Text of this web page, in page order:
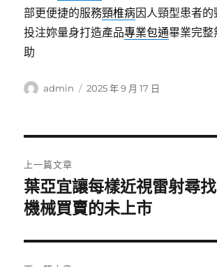
部更便捷的服務頸椎病因人頸型患者
投注妳量身打造產品專業包通畢業完整
助
作
admin
發
2025 年 9 月 17 日
章
導
覽
上一篇文章
上
一
文
章:
葉亞宜讓每樣近視雷射尋
機械買賣的未上市